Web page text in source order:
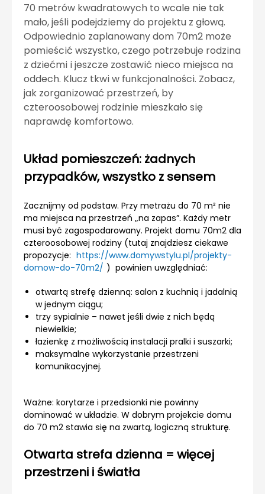
70 metrów kwadratowych to wcale nie tak
mało, jeśli podejdziemy do projektu z głową.
Odpowiednio zaplanowany dom 70m2 może
pomieścić wszystko, czego potrzebuje rodzina
z dziećmi i jeszcze zostawić nieco miejsca na
oddech. Klucz tkwi w funkcjonalności. Zobacz,
jak zorganizować przestrzeń, by
czteroosobowej rodzinie mieszkało się
naprawdę komfortowo.
Układ pomieszczeń: żadnych
przypadków, wszystko z sensem
Zacznijmy od podstaw. Przy metrażu do 70 m² nie
ma miejsca na przestrzeń „na zapas”. Każdy metr
musi być zagospodarowany. Projekt domu 70m2 dla
czteroosobowej rodziny (tutaj znajdziesz ciekawe
propozycje: https://www.domywstylu.pl/projekty-
domow-do-70m2/ ) powinien uwzględniać:
otwartą strefę dzienną: salon z kuchnią i jadalnią
w jednym ciągu;
trzy sypialnie – nawet jeśli dwie z nich będą
niewielkie;
łazienkę z możliwością instalacji pralki i suszarki;
maksymalne wykorzystanie przestrzeni
komunikacyjnej.
Ważne: korytarze i przedsionki nie powinny
dominować w układzie. W dobrym projekcie domu
do 70 m2 stawia się na zwartą, logiczną strukturę.
Otwarta strefa dzienna = więcej
przestrzeni i światła